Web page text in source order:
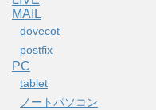
MAIL
dovecot
postfix
PC
tablet
ノートパソコン